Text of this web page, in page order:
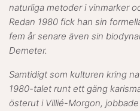
naturliga metoder i vinmarker
Redan 1980 fick han sin
fem år senare även sin
Demeter.
Samtidigt som kulturen kring
1980-talet runt ett gäng
österut i Villié-Morgon,